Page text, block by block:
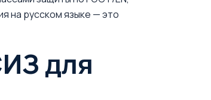
на русском языке — это
для